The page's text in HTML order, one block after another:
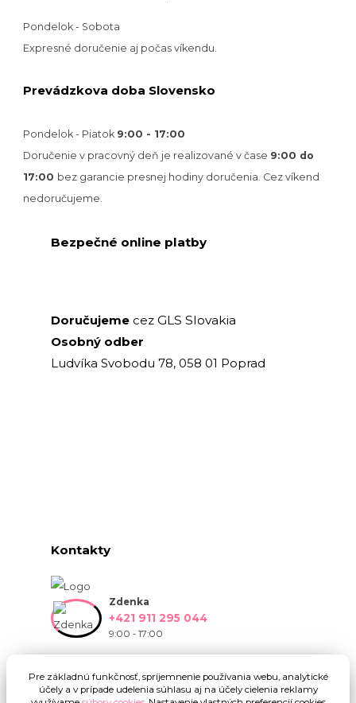
Pondelok - Sobota
Expresné doručenie aj počas víkendu.
Prevádzkova doba Slovensko
Pondelok - Piatok 9:00 - 17:00
Doručenie v pracovný deň je realizované v čase 9:00 do
17:00 bez garancie presnej hodiny doručenia. Cez víkend
nedoručujeme.
Bezpečné online platby
Doručujeme cez GLS Slovakia
Osobný odber
Ludvíka Svobodu 78, 058 01 Poprad
Kontakty
Zdenka
+421 911 295 044
9:00 - 17:00
Pre základnú funkčnosť, spríjemnenie používania webu, analytické
účely a v prípade udelenia súhlasu aj na účely cielenia reklamy